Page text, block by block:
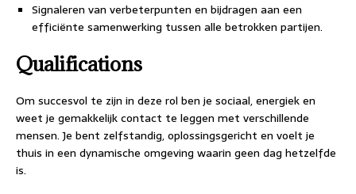
Signaleren van verbeterpunten en bijdragen aan een
efficiënte samenwerking tussen alle betrokken partijen.
Qualifications
Om succesvol te zijn in deze rol ben je sociaal, energiek en
weet je gemakkelijk contact te leggen met verschillende
mensen. Je bent zelfstandig, oplossingsgericht en voelt je
thuis in een dynamische omgeving waarin geen dag hetzelfde
is.